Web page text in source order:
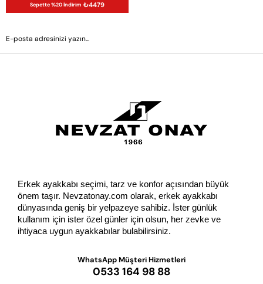
Sepette %20 İndirim ₺4479
Erkek ayakkabı seçimi, tarz ve konfor açısından büyük
önem taşır. Nevzatonay.com olarak, erkek ayakkabı
dünyasında geniş bir yelpazeye sahibiz. İster günlük
kullanım için ister özel günler için olsun, her zevke ve
ihtiyaca uygun ayakkabılar bulabilirsiniz.
WhatsApp Müşteri Hizmetleri
0533 164 98 88